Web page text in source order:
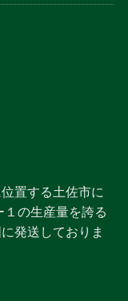
置する土佐市に
の生産量を誇る
発送しておりま